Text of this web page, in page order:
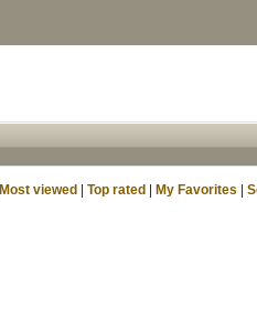
Most viewed Top rated My Favorites